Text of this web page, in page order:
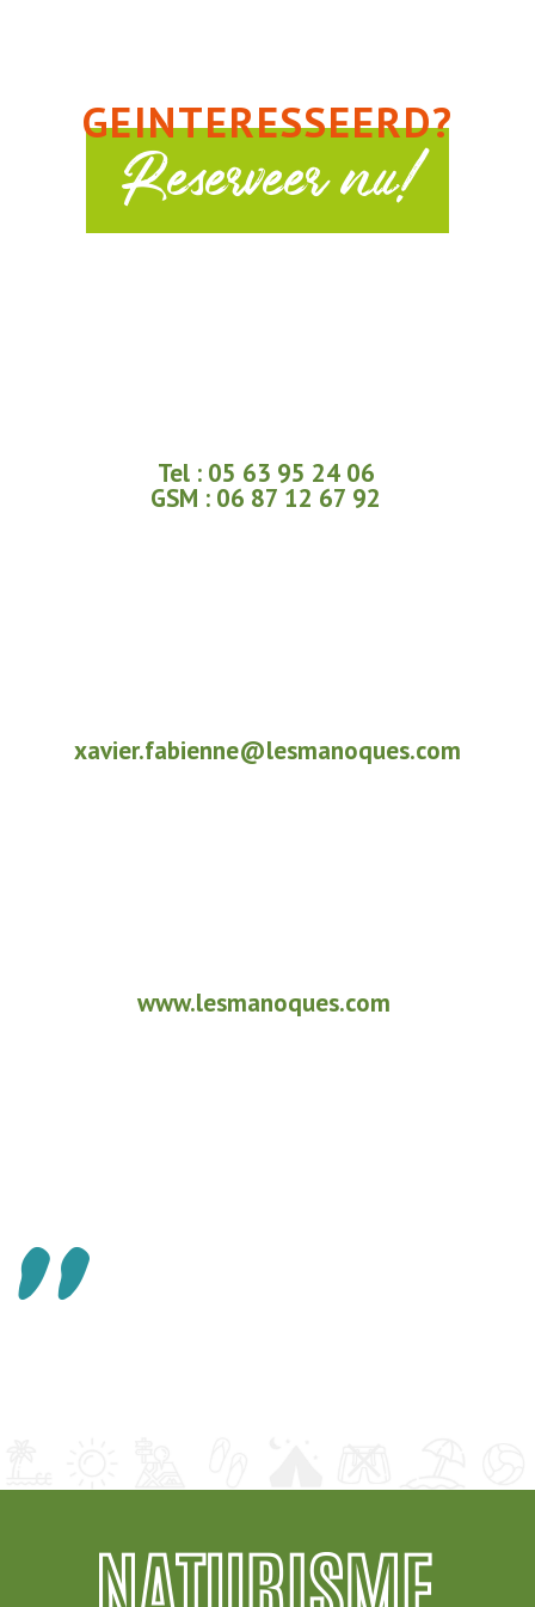
GEINTERESSEERD?
Reserveer nu!
Tel : 05 63 95 24 06
GSM : 06 87 12 67 92
xavier.fabienne@lesmanoques.com
www.lesmanoques.com